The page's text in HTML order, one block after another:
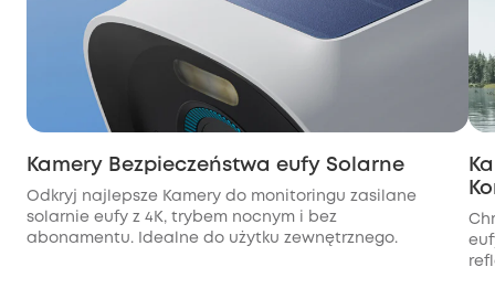
Kamery Bezpieczeństwa eufy Solarne
Odkryj najlepsze Kamery do monitoringu zasilane
solarnie eufy z 4K, trybem nocnym i bez
abonamentu. Idealne do użytku zewnętrznego.